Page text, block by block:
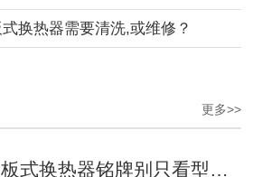
换热器需要清洗,或维修？
更多>>